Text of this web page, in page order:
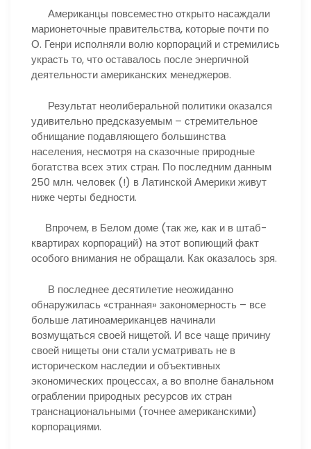
Американцы повсеместно открыто насаждали
марионеточные правительства, которые почти по
О. Генри исполняли волю корпораций и стремились
украсть то, что оставалось после энергичной
деятельности американских менеджеров.
Результат неолиберальной политики оказался
удивительно предсказуемым – стремительное
обнищание подавляющего большинства
населения, несмотря на сказочные природные
богатства всех этих стран. По последним данным
250 млн. человек (!) в Латинской Америки живут
ниже черты бедности.
Впрочем, в Белом доме (так же, как и в штаб-
квартирах корпораций) на этот вопиющий факт
особого внимания не обращали. Как оказалось зря.
В последнее десятилетие неожиданно
обнаружилась «странная» закономерность – все
больше латиноамериканцев начинали
возмущаться своей нищетой. И все чаще причину
своей нищеты они стали усматривать не в
историческом наследии и объективных
экономических процессах, а во вполне банальном
ограблении природных ресурсов их стран
транснациональными (точнее американскими)
корпорациями.